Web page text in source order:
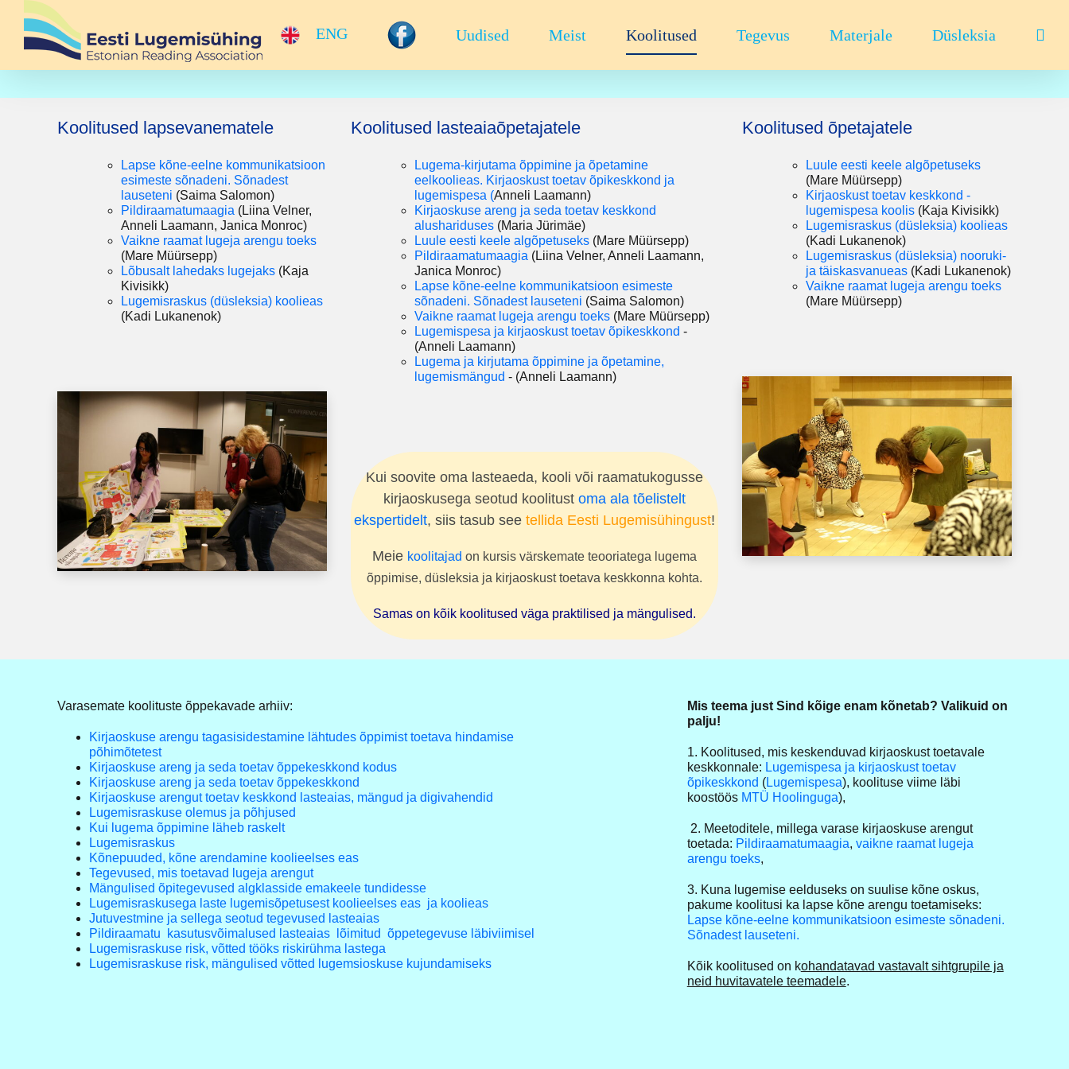
content
ENG Uudised Meist Koolitused Tegevus Materjale Düsleksia
Koolitused lapsevanematele
Lapse kõne-eelne kommunikatsioon
esimeste sõnadeni. Sõnadest
lauseteni (Saima Salomon)
Pildiraamatumaagia (Liina Velner,
Anneli Laamann, Janica Monroc)
Vaikne raamat lugeja arengu toeks
(Mare Müürsepp)
Lõbusalt lahedaks lugejaks (Kaja
Kivisikk)
Lugemisraskus (düsleksia) koolieas
(Kadi Lukanenok)
Koolitused lasteaiaõpetajatele
Lugema-kirjutama õppimine ja õpetamine
eelkoolieas. Kirjaoskust toetav õpikeskkond ja
lugemispesa (Anneli Laamann)
Kirjaoskuse areng ja seda toetav keskkond
alushariduses (Maria Jürimäe)
Luule eesti keele algõpetuseks (Mare Müürsepp)
Pildiraamatumaagia (Liina Velner, Anneli Laamann,
Janica Monroc)
Lapse kõne-eelne kommunikatsioon esimeste
sõnadeni. Sõnadest lauseteni (Saima Salomon)
Vaikne raamat lugeja arengu toeks (Mare Müürsepp)
Lugemispesa ja kirjaoskust toetav õpikeskkond-
(Anneli Laamann)
Lugema ja kirjutama õppimine ja õpetamine,
lugemismängud - (Anneli Laamann)
Kui soovite oma lasteaeda, kooli või raamatukogusse
kirjaoskusega seotud koolitustoma ala tõelistelt
ekspertidelt, siis tasub seetellida Eesti Lugemisühingust!
Meie koolitajad on kursis värskemate teooriatega lugema
õppimise, düsleksia ja kirjaoskust toetava keskkonna kohta.
Samas on kõik koolitused väga praktilised ja mängulised.
Koolitused õpetajatele
Luule eesti keele algõpetuseks
(Mare Müürsepp)
Kirjaoskust toetav keskkond -
lugemispesa koolis (Kaja Kivisikk)
Lugemisraskus (düsleksia) koolieas
(Kadi Lukanenok)
Lugemisraskus (düsleksia) nooruki-
ja täiskasvanueas (Kadi Lukanenok)
Vaikne raamat lugeja arengu toeks
(Mare Müürsepp)
Varasemate koolituste õppekavade arhiiv:
Kirjaoskuse arengu tagasisidestamine lähtudes õppimist toetava hindamise
põhimõtetest
Kirjaoskuse areng ja seda toetav õppekeskkond kodus
Kirjaoskuse areng ja seda toetav õppekeskkond
Kirjaoskuse arengut toetav keskkond lasteaias, mängud ja digivahendid
Lugemisraskuse olemus ja põhjused
Kui lugema õppimine läheb raskelt
Lugemisraskus
Kõnepuuded, kõne arendamine koolieelses eas
Tegevused, mis toetavad lugeja arengut
Mängulised õpitegevused algklasside emakeele tundidesse
Lugemisraskusega laste lugemisõpetusest koolieelses eas ja koolieas
Jutuvestmine ja sellega seotud tegevused lasteaias
Pildiraamatu kasutusvõimalused lasteaias lõimitud õppetegevuse läbiviimisel
Lugemisraskuse risk, võtted tööks riskirühma lastega
Lugemisraskuse risk, mängulised võtted lugemsioskuse kujundamiseks
Mis teema just Sind kõige enam kõnetab? Valikuid on
palju!
1. Koolitused, mis keskenduvad kirjaoskust toetavale
keskkonnale: Lugemispesa ja kirjaoskust toetav
õpikeskkond (Lugemispesa), koolituse viime läbi
koostöös MTÜ Hoolinguga),
2. Meetoditele, millega varase kirjaoskuse arengut
toetada: Pildiraamatumaagia, vaikne raamat lugeja
arengu toeks,
3. Kuna lugemise eelduseks on suulise kõne oskus,
pakume koolitusi ka lapse kõne arengu toetamiseks:
Lapse kõne-eelne kommunikatsioon esimeste sõnadeni.
Sõnadest lauseteni.
Kõik koolitused on kohandatavad vastavalt sihtgrupile ja
neid huvitavatele teemadele.